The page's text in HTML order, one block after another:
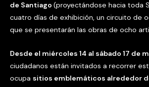
de Santiago (proyectándose hacia toda
cuatro días de exhibición, un circuito de
que se presentarán las obras de ocho
Desde el miércoles 14 al sábado 17 de
ciudadanos están invitados a recorrer
ocupa sitios emblemáticos alrededor